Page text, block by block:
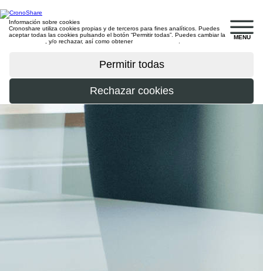
MENU
Información sobre cookies
Cronoshare utiliza cookies propias y de terceros para fines analíticos. Puedes
aceptar todas las cookies pulsando el botón “Permitir todas”. Puedes cambiar la
, y/o rechazar, así como obtener